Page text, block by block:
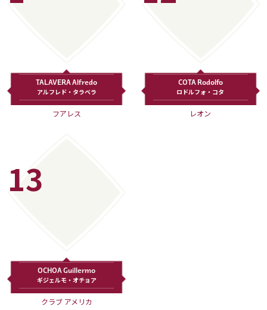
運営会社
ご利用にあたって
Share
くことができるか。
TALAVERA Alfredo
アルフレド・タラベラ
フアレス
COTA Rodolfo
ロドルフォ・コタ
レオン
13
OCHOA Guillermo
ギジェルモ・オチョア
クラブ アメリカ